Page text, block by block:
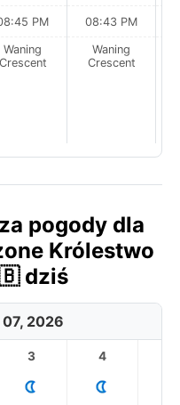
PM
Waning
Crescent
08:43 PM
Waning
Crescent
pogody dla
Królestwo
dziś
2026
3 4